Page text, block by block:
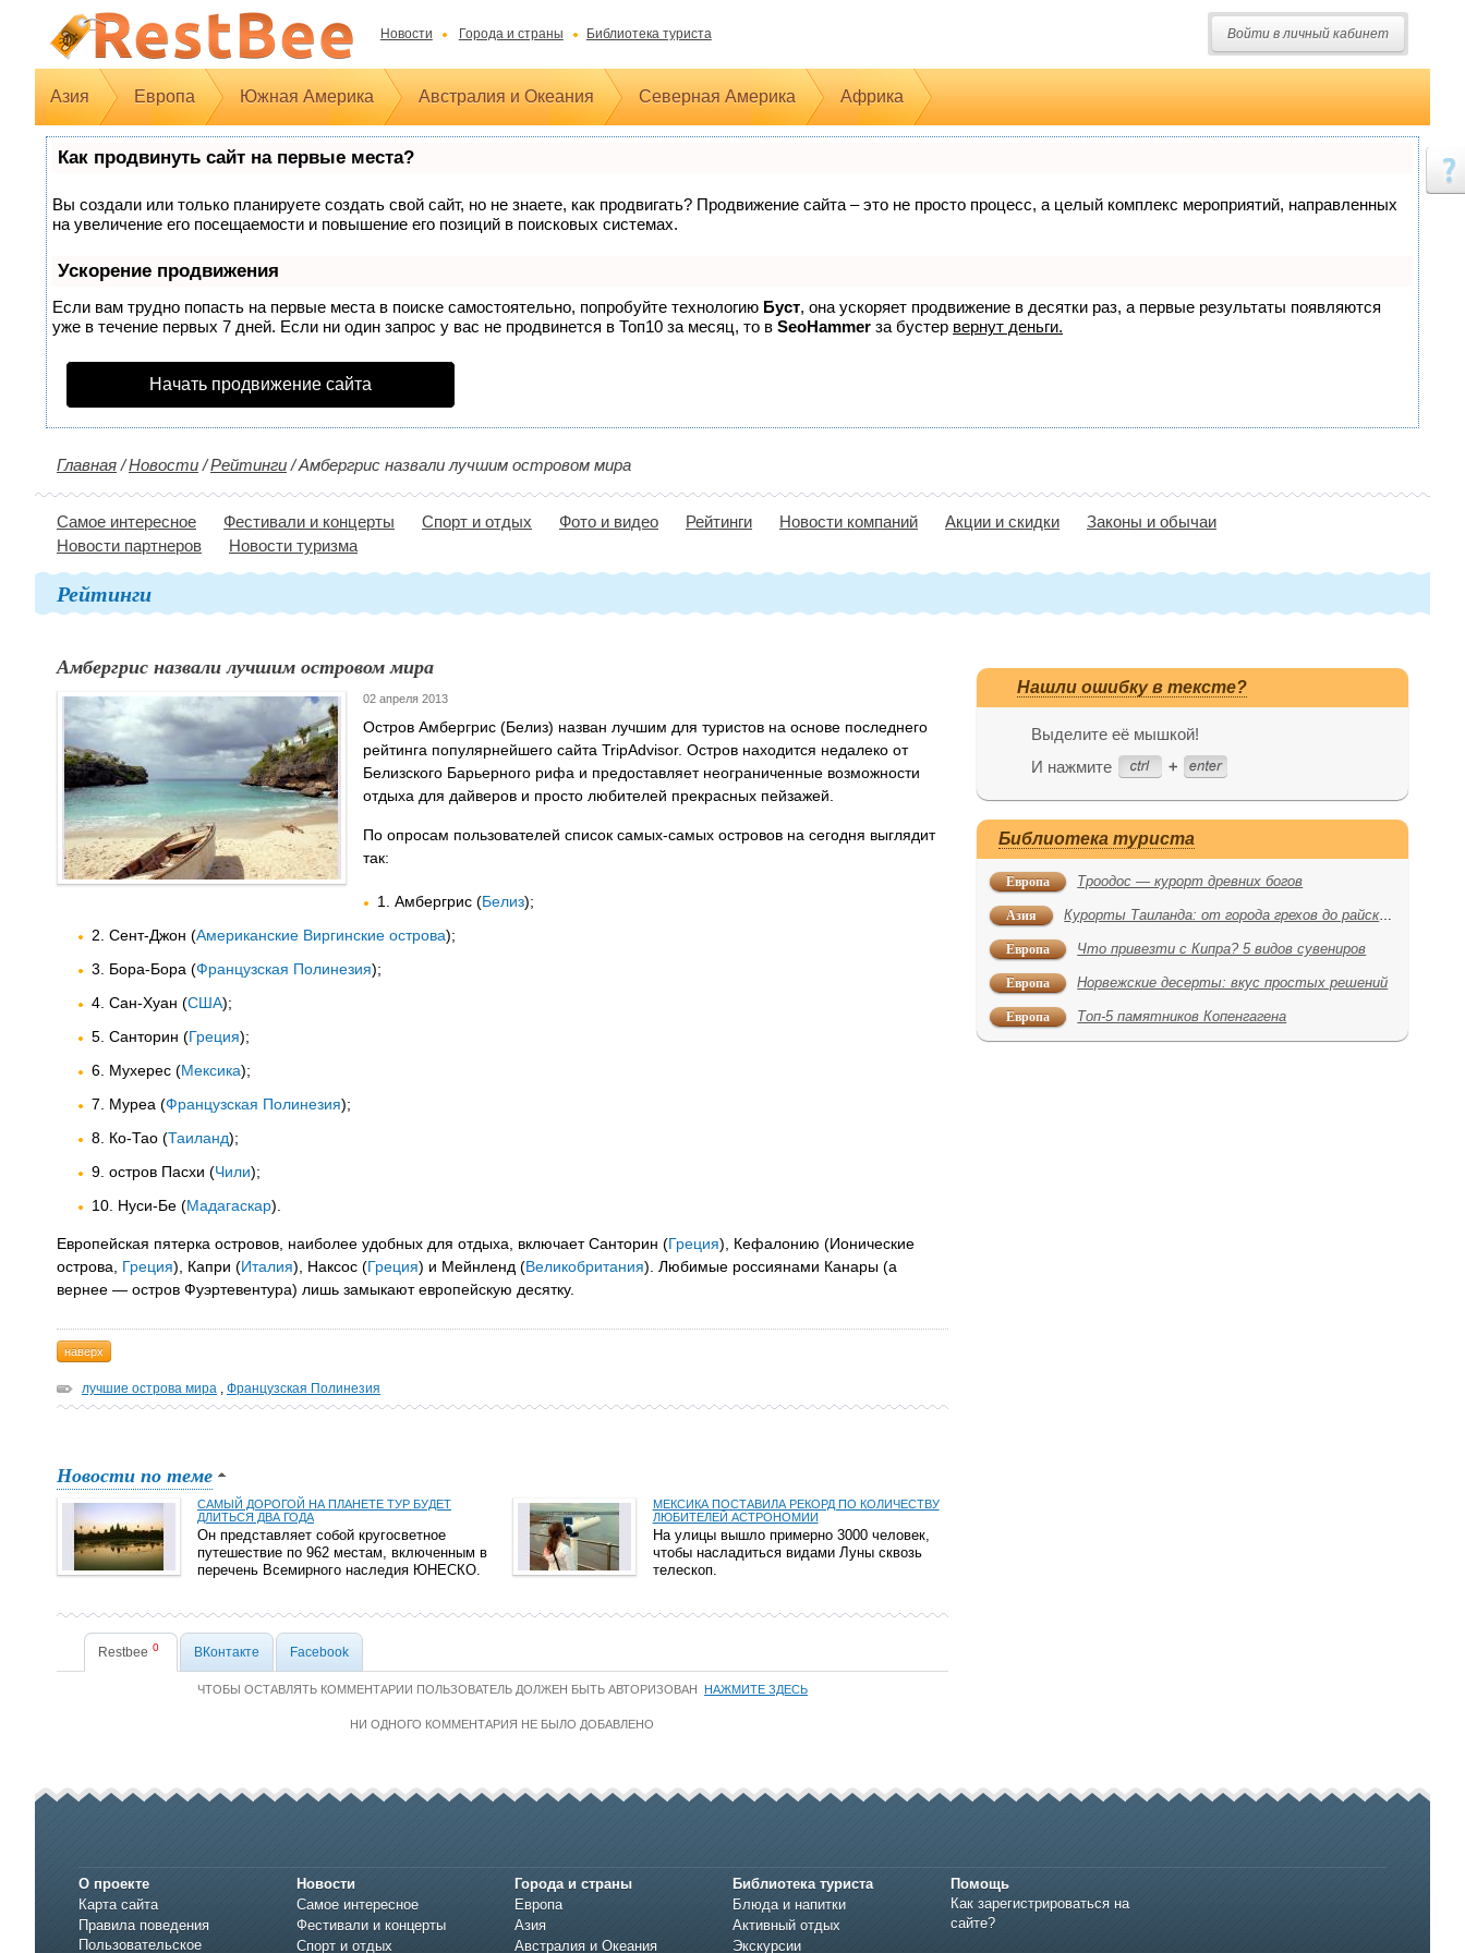
Новости Города и страны Библиотека туриста Войти в личный кабинет
Азия Европа Южная Америка Австралия и Океания Северная Америка Африка
Как продвинуть сайт на первые места?
Вы создали или только планируете создать свой сайт, но не знаете, как продвигать? Продвижение сайта – это не просто процесс, а целый комплекс мероприятий, направленных
на увеличение его посещаемости и повышение его позиций в поисковых системах.
Ускорение продвижения
Если вам трудно попасть на первые места в поиске самостоятельно, попробуйте технологию Буст, она ускоряет продвижение в десятки раз, а первые результаты появляются
уже в течение первых 7 дней. Если ни один запрос у вас не продвинется в Топ10 за месяц, то в SeoHammer за бустер вернут деньги.
Начать продвижение сайта
Главная /Новости /Рейтинги /Амбергрис назвали лучшим островом мира
Самое интересное Фестивали и концерты Спорт и отдых Фото и видео Рейтинги Новости компаний Акции и скидки
Законы и обычаи
Новости партнеров
Новости туризма
Рейтинги
Амбергрис назвали лучшим островом мира
02 апреля 2013
Остров Амбергрис (Белиз) назван лучшим для туристов на основе последнего
рейтинга популярнейшего сайта TripAdvisor. Остров находится недалеко от
Белизского Барьерного рифа и предоставляет неограниченные возможности
отдыха для дайверов и просто любителей прекрасных пейзажей.
По опросам пользователей список самых-самых островов на сегодня выглядит
так:
1. Амбергрис (Белиз);
2. Сент-Джон (Американские Виргинские острова);
3. Бора-Бора (Французская Полинезия);
4. Сан-Хуан (США);
5. Санторин (Греция);
6. Мухерес (Мексика);
7. Муреа (Французская Полинезия);
8. Ко-Тао (Таиланд);
9. остров Пасхи (Чили);
10. Нуси-Бе (Мадагаскар).
Европейская пятерка островов, наиболее удобных для отдыха, включает Санторин (Греция), Кефалонию (Ионические
острова, Греция), Капри (Италия), Наксос (Греция) и Мейнленд (Великобритания). Любимые россиянами Канары (а
вернее — остров Фуэртевентура) лишь замыкают европейскую десятку.
наверх
лучшие острова мира , Французская Полинезия
Новости по теме
САМЫЙ ДОРОГОЙ НА ПЛАНЕТЕ ТУР БУДЕТ
ДЛИТЬСЯ ДВА ГОДА
Он представляет собой кругосветное
путешествие по 962 местам, включенным в
перечень Всемирного наследия ЮНЕСКО.
МЕКСИКА ПОСТАВИЛА РЕКОРД ПО КОЛИЧЕСТВУ
ЛЮБИТЕЛЕЙ АСТРОНОМИИ
На улицы вышло примерно 3000 человек,
чтобы насладиться видами Луны сквозь
телескоп.
Restbee 0 ВКонтакте Facebook
ЧТОБЫ ОСТАВЛЯТЬ КОММЕНТАРИИ ПОЛЬЗОВАТЕЛЬ ДОЛЖЕН БЫТЬ АВТОРИЗОВАН НАЖМИТЕ ЗДЕСЬ
НИ ОДНОГО КОММЕНТАРИЯ НЕ БЫЛО ДОБАВЛЕНО
Нашли ошибку в тексте?
Выделите её мышкой!
И нажмите
Библиотека туриста
Европа Троодос — курорт древних богов
Азия Курорты Таиланда: от города грехов до райских пляжей
Европа Что привезти с Кипра? 5 видов сувениров
Европа Норвежские десерты: вкус простых решений
Европа Топ-5 памятников Копенгагена
О проекте
Карта сайта
Правила поведения
Пользовательское
Новости
Самое интересное
Фестивали и концерты
Спорт и отдых
Города и страны
Европа
Азия
Австралия и Океания
Библиотека туриста
Блюда и напитки
Активный отдых
Экскурсии
Помощь
Как зарегистрироваться на
сайте?